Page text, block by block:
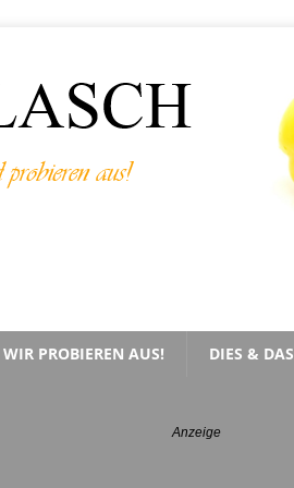
WIR PROBIEREN AUS! DIES & DAS